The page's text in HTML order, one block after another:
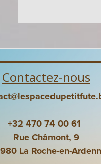
Contactez-nous
+32 470 74 00 61
Rue Châmont, 9
La Roche-en-